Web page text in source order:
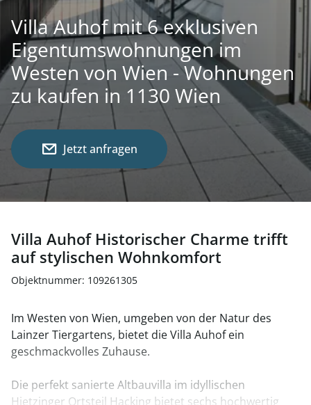
Villa Auhof mit 6 exklusiven
Eigentumswohnungen im
Westen von Wien - Wohnungen
zu kaufen in 1130 Wien
Jetzt anfragen
Villa Auhof Historischer Charme trifft
auf stylischen Wohnkomfort
Objektnummer: 109261305
Im Westen von Wien, umgeben von der Natur des
Lainzer Tiergartens, bietet die Villa Auhof ein
geschmackvolles Zuhause.
Die perfekt sanierte Altbauvilla im idyllischen
Hietzinger Ortsteil Hacking bietet sechs hochwertig